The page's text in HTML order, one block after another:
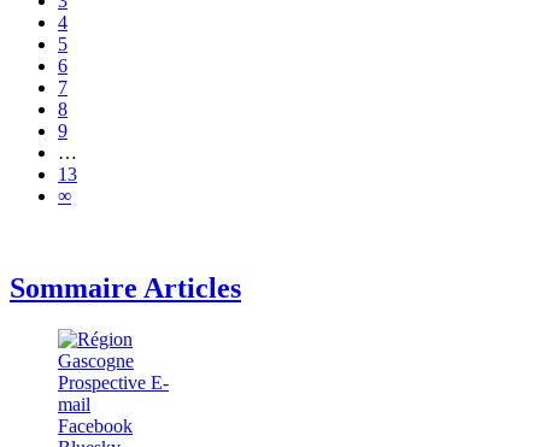
4
5
6
7
8
9
…
13
∞
Sommaire Articles